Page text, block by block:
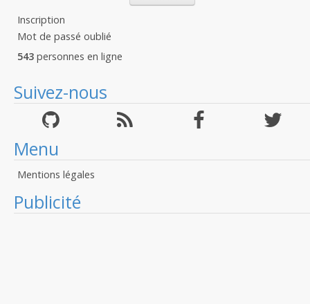
Inscription
Mot de passé oublié
543 personnes en ligne
Suivez-nous
Menu
Mentions légales
Publicité